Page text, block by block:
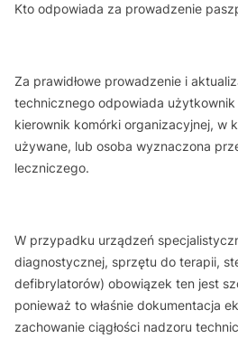
Kto odpowiada za prowadzenie
Za prawidłowe prowadzenie i
technicznego odpowiada
kierownik komórki organizacyjnej, w
używane, lub osoba wyznaczona
leczniczego.
W przypadku urządzeń
diagnostycznej, sprzętu do terapii,
defibrylatorów) obowiązek ten jest
ponieważ to właśnie dokumentacja
zachowanie ciągłości nadzoru